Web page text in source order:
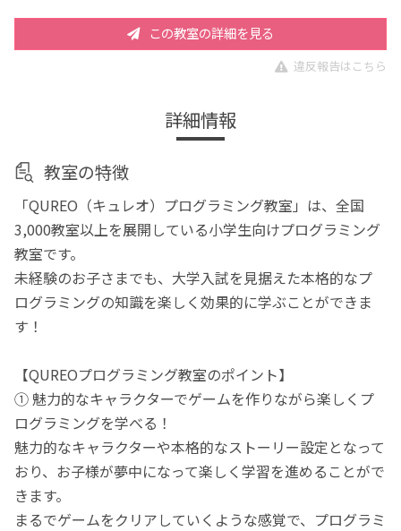
この教室の詳細を見る
違反報告はこちら
詳細情報
教室の特徴
「QUREO（キュレオ）プログラミング教室」は、全国
3,000教室以上を展開している小学生向けプログラミング
教室です。
未経験のお子さまでも、大学入試を見据えた本格的なプ
ログラミングの知識を楽しく効果的に学ぶことができま
す！
【QUREOプログラミング教室のポイント】
① 魅力的なキャラクターでゲームを作りながら楽しくプ
ログラミングを学べる！
魅力的なキャラクターや本格的なストーリー設定となって
おり、お子様が夢中になって楽しく学習を進めることがで
きます。
まるでゲームをクリアしていくような感覚で、プログラミ